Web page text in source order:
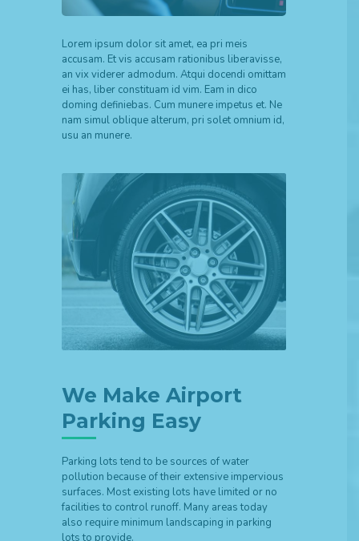
Lorem ipsum dolor sit amet, ea pri meis
accusam. Et vis accusam rationibus liberavisse,
an vix viderer admodum. Atqui docendi omittam
ei has, liber constituam id vim. Eam in dico
doming definiebas. Cum munere impetus et. Ne
nam simul oblique alterum, pri solet omnium id,
usu an munere.
We Make Airport
Parking Easy
Parking lots tend to be sources of water
pollution because of their extensive impervious
surfaces. Most existing lots have limited or no
facilities to control runoff. Many areas today
also require minimum landscaping in parking
lots to provide.